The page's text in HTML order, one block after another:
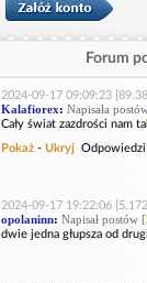
Forum
2024-09-17 09:09:23
Kalafiorex: Napisała
Cały świat zazdrości nam
Pokaż - Ukryj Odpowiedzi
2024-09-17 19:22:06
opolaninn: Napisał postów [
dwie jedna głupsza od